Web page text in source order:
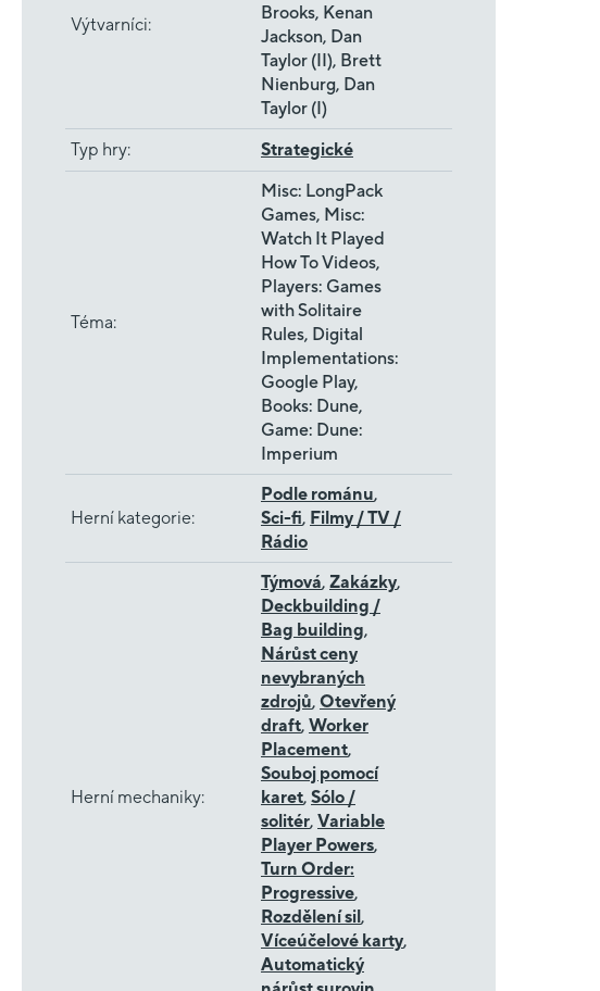
Výtvarníci:
Brooks, Kenan
Jackson, Dan
Taylor (II), Brett
Nienburg, Dan
Taylor (I)
Typ hry: Strategické
Téma:
Misc: LongPack
Games, Misc:
Watch It Played
How To Videos,
Players: Games
with Solitaire
Rules, Digital
Implementations:
Google Play,
Books: Dune,
Game: Dune:
Imperium
Herní kategorie:
Podle románu,
Sci-fi, Filmy / TV /
Rádio
Herní mechaniky:
Týmová, Zakázky,
Deckbuilding /
Bag building,
Nárůst ceny
nevybraných
zdrojů, Otevřený
draft, Worker
Placement,
Souboj pomocí
karet, Sólo /
solitér, Variable
Player Powers,
Turn Order:
Progressive,
Rozdělení sil,
Víceúčelové karty,
Automatický